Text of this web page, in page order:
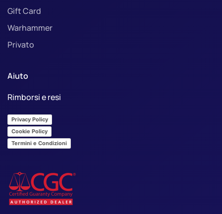
Gift Card
Warhammer
Privato
Aiuto
Rimborsi e resi
Privacy Policy
Cookie Policy
Termini e Condizioni